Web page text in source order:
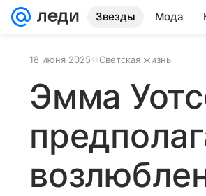
Звезды Мода
18 июня 2025 Светская жизнь
Эмма